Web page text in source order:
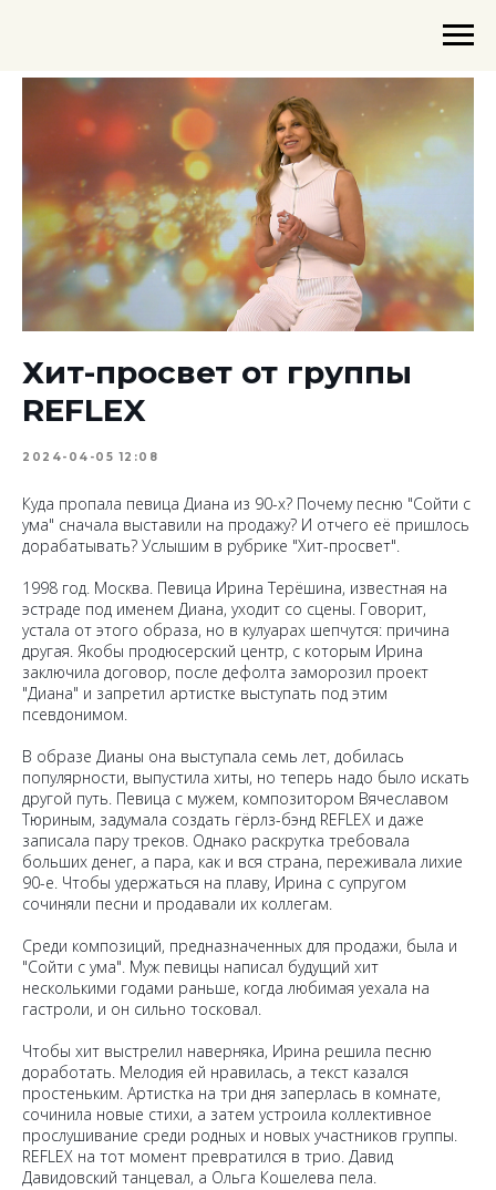
Хит-просвет от группы
REFLEX
2024-04-05 12:08
Куда пропала певица Диана из 90-х? Почему песню "Сойти с
ума" сначала выставили на продажу? И отчего её пришлось
дорабатывать? Услышим в рубрике "Хит-просвет".
1998 год. Москва. Певица Ирина Терёшина, известная на
эстраде под именем Диана, уходит со сцены. Говорит,
устала от этого образа, но в кулуарах шепчутся: причина
другая. Якобы продюсерский центр, с которым Ирина
заключила договор, после дефолта заморозил проект
"Диана" и запретил артистке выступать под этим
псевдонимом.
В образе Дианы она выступала семь лет, добилась
популярности, выпустила хиты, но теперь надо было искать
другой путь. Певица с мужем, композитором Вячеславом
Тюриным, задумала создать гёрлз-бэнд REFLEX и даже
записала пару треков. Однако раскрутка требовала
больших денег, а пара, как и вся страна, переживала лихие
90-е. Чтобы удержаться на плаву, Ирина с супругом
сочиняли песни и продавали их коллегам.
Среди композиций, предназначенных для продажи, была и
"Сойти с ума". Муж певицы написал будущий хит
несколькими годами раньше, когда любимая уехала на
гастроли, и он сильно тосковал.
Чтобы хит выстрелил наверняка, Ирина решила песню
доработать. Мелодия ей нравилась, а текст казался
простеньким. Артистка на три дня заперлась в комнате,
сочинила новые стихи, а затем устроила коллективное
прослушивание среди родных и новых участников группы.
REFLEX на тот момент превратился в трио. Давид
Давидовский танцевал, а Ольга Кошелева пела.